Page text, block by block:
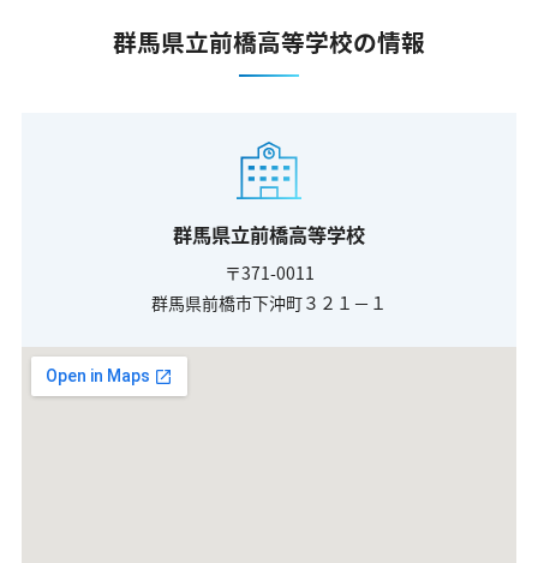
群馬県立前橋高等学校の情報
群馬県立前橋高等学校
〒371-0011
群馬県前橋市下沖町３２１－１